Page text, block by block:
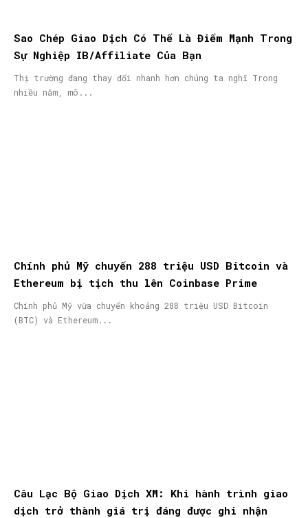
Sao Chép Giao Dịch Có Thể Là Điểm Mạnh Trong
Sự Nghiệp IB/Affiliate Của Bạn
Thị trường đang thay đổi nhanh hơn chúng ta nghĩ Trong
nhiều năm, mô...
Chính phủ Mỹ chuyển 288 triệu USD Bitcoin và
Ethereum bị tịch thu lên Coinbase Prime
Chính phủ Mỹ vừa chuyển khoảng 288 triệu USD Bitcoin
(BTC) và Ethereum...
Câu Lạc Bộ Giao Dịch XM: Khi hành trình giao
dịch trở thành giá trị đáng được ghi nhận